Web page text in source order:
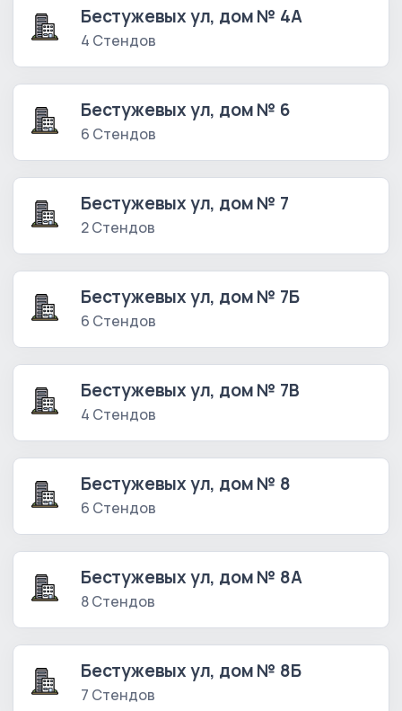
Бестужевых ул, дом № 4А
4 Стендов
Бестужевых ул, дом № 6
6 Стендов
Бестужевых ул, дом № 7
2 Стендов
Бестужевых ул, дом № 7Б
6 Стендов
Бестужевых ул, дом № 7В
4 Стендов
Бестужевых ул, дом № 8
6 Стендов
Бестужевых ул, дом № 8А
8 Стендов
Бестужевых ул, дом № 8Б
7 Стендов